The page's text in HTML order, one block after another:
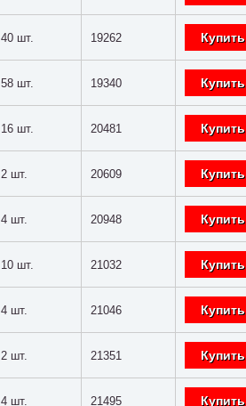
40 шт. 19262 Купить
58 шт. 19340 Купить
16 шт. 20481 Купить
2 шт. 20609 Купить
4 шт. 20948 Купить
10 шт. 21032 Купить
4 шт. 21046 Купить
2 шт. 21351 Купить
4 шт. 21495 Купить